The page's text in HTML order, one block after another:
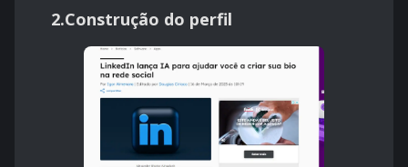
2.Construção do perfil